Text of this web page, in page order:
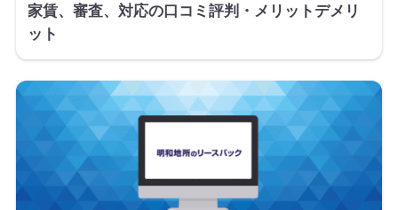
家賃、審査、対応の口コミ評判・メリットデメリ
ット